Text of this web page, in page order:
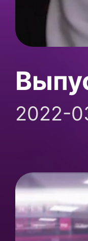
2022-